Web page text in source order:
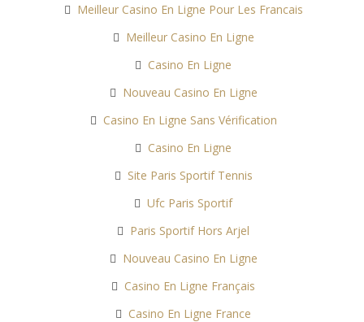
Meilleur Casino En Ligne Pour Les Francais
Meilleur Casino En Ligne
Casino En Ligne
Nouveau Casino En Ligne
Casino En Ligne Sans Vérification
Casino En Ligne
Site Paris Sportif Tennis
Ufc Paris Sportif
Paris Sportif Hors Arjel
Nouveau Casino En Ligne
Casino En Ligne Français
Casino En Ligne France